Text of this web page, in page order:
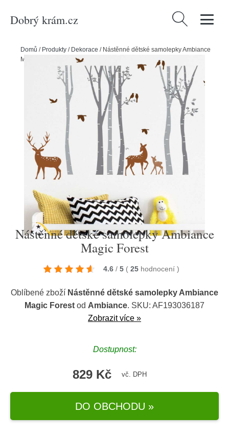
Dobrý krám.cz Vyhledávání
Domů / Produkty / Dekorace / Nástěnné dětské samolepky Ambiance
Magic Forest
Nástěnné dětské samolepky Ambiance
Magic Forest
4.6 / 5 ( 25 hodnocení )
Oblíbené zboží Nástěnné dětské samolepky Ambiance
Magic Forest od Ambiance. SKU: AF193036187
Zobrazit více »
Dostupnost:
829 Kč vč. DPH
DO OBCHODU »